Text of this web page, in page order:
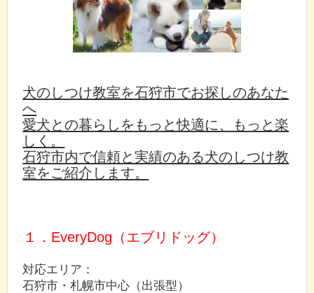
犬のしつけ教室を石狩市でお探しのあなた
へ
愛犬との暮らしをもっと快適に、もっと楽
しく。
石狩市内で信頼と実績のある犬のしつけ教
室をご紹介します。
１．EveryDog（エブリドッグ）
対応エリア：
石狩市・札幌市中心（出張型）